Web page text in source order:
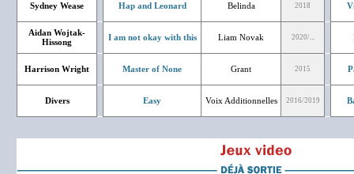
Sydney Wease Hap and Leonard Belinda 2018
Aidan Wojtak-
Hissong
I am not okay with this Liam Novak 2020/...
Harrison Wright Master of None Grant 2015
Divers Easy Voix Additionnelles 2016/2019